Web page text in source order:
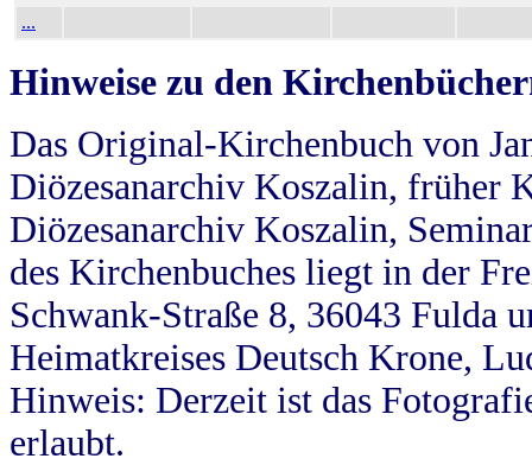
...
Hinweise zu den
Das Original-Kirchenbuch von
Diözesanarchiv Koszalin, früher
Diözesanarchiv Koszalin,
des Kirchenbuches liegt in der
Schwank-Straße 8, 36043 Fulda
Heimatkreises Deutsch Krone,
Hinweis: Derzeit ist das
erlaubt.